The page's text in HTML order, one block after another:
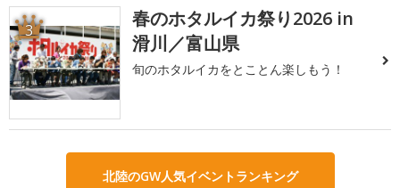
3
春のホタルイカ祭り2026 in
滑川／富山県
旬のホタルイカをとことん楽しもう！
北陸のGW人気イベントランキング